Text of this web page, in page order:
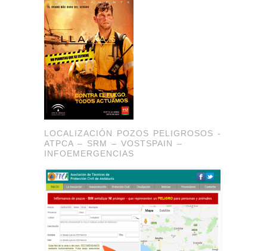
LOCALIZACIÓN POZOS PELIGROSOS -
ATPCA – SRM – VOSTSPAIN –
INFOEMERGENCIAS